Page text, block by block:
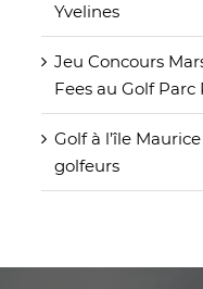
Yvelines
Jeu Concours
Fees au Golf
Golf à l’île
golfeurs